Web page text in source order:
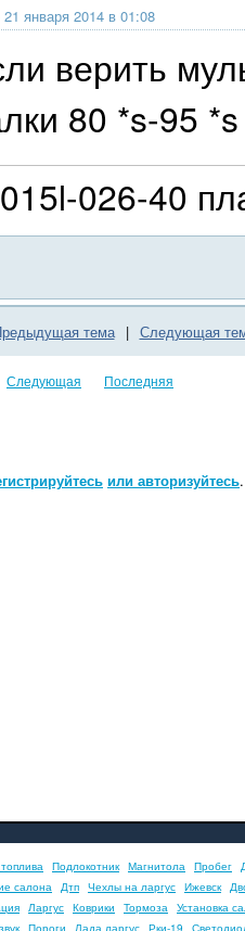
21 января 2014 в 01:08
верить
80 *s-95
026-40
тема | Следующая
Следующая Последняя
или авторизуйтесь.
Подлокотник Магнитола Пробег
салона Дтп Чехлы на ларгус Ижевск
Ларгус Коврики Тормоза Установка
Пороги Лада ларгус Рки-19